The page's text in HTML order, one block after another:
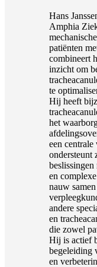
Hans
Amphia
patiënten
combineert
inzicht om
te
Hij heeft
het
een centrale
ondersteunt
en
nauw
andere
en
die zowel
Hij is actief
begeleiding
en